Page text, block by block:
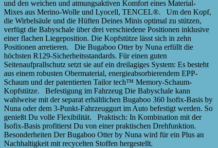
und den weichen und atmungsaktiven Komfort eines Material-
Mixes aus Merino-Wolle und Lyocell, TENCEL®. Um den Kopf,
die Wirbelsäule und die Hüften Deines Minis optimal zu stützen,
verfügt die Babyschale über drei verschiedene Positionen inklusive
einer flachen Liegeposition. Die Kopfstütze lässt sich in zehn
Positionen arretieren. Die Bugaboo Otter by Nuna erfüllt die
höchsten R129-Sicherheitsstandards. Für einen guten
Seitenaufprallschutz setzt sie auf ein dreilagiges System: Es besteht
aus einem robusten Obermaterial, energieabsorbierendem EPP-
Schaum und der patentierten Tailor tech™ Memory-Schaum-
Kopfstütze. Befestigung im Fahrzeug Die Babyschale kann
wahlweise mit der separat erhältlichen Bugaboo 360 Isofix-Basis by
Nuna oder dem 3-Punkt-Fahrzeuggurt im Auto befestigt werden. So
genießt Du volle Flexibilität. Praktisch: In Kombination mit der
Isofix-Basis profitierst Du von einer praktischen Drehfunktion.
Besonderheiten Der Bugaboo Otter by Nuna wird für ein Plus an
Nachhaltigkeit mit recycelten Stoffen hergestellt.